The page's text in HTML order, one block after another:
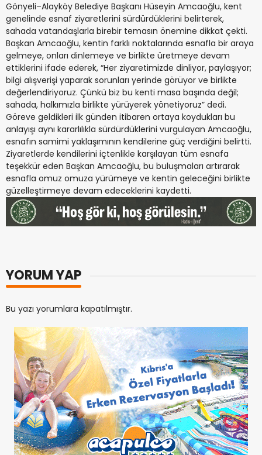
Gönyeli–Alayköy Belediye Başkanı Hüseyin Amcaoğlu, kent
genelinde esnaf ziyaretlerini sürdürdüklerini belirterek,
sahada vatandaşlarla birebir temasın önemine dikkat çekti.
Başkan Amcaoğlu, kentin farklı noktalarında esnafla bir araya
gelmeye, onları dinlemeye ve birlikte üretmeye devam
ettiklerini ifade ederek, “Her ziyaretimizde dinliyor, paylaşıyor;
bilgi alışverişi yaparak sorunları yerinde görüyor ve birlikte
değerlendiriyoruz. Çünkü biz bu kenti masa başında değil;
sahada, halkımızla birlikte yürüyerek yönetiyoruz” dedi.
Göreve geldikleri ilk günden itibaren ortaya koydukları bu
anlayışı aynı kararlılıkla sürdürdüklerini vurgulayan Amcaoğlu,
esnafın samimi yaklaşımının kendilerine güç verdiğini belirtti.
Ziyaretlerde kendilerini içtenlikle karşılayan tüm esnafa
teşekkür eden Başkan Amcaoğlu, bu buluşmaları artırarak
esnafla omuz omuza yürümeye ve kentin geleceğini birlikte
güzelleştirmeye devam edeceklerini kaydetti.
YORUM YAP
Bu yazı yorumlara kapatılmıştır.